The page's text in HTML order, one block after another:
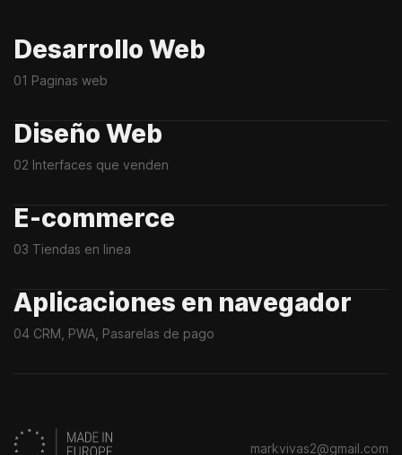
Desarrollo Web
01 Paginas web
Diseño Web
02 Interfaces que venden
E-commerce
03 Tiendas en linea
Aplicaciones en navegador
04 CRM, PWA, Pasarelas de pago
markvivas2@gmail.com